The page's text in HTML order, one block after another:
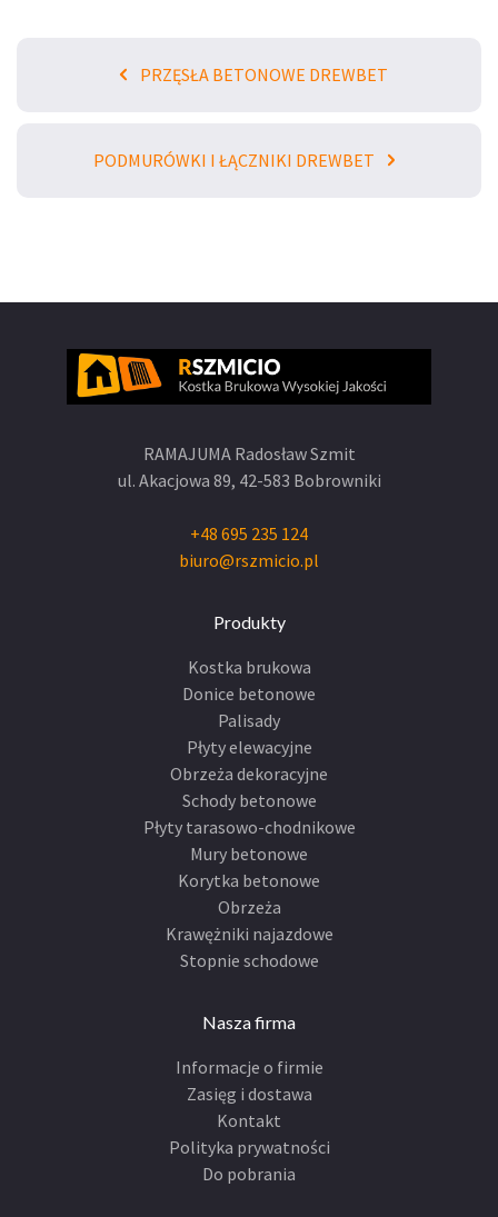
PRZĘSŁA BETONOWE DREWBET
PODMURÓWKI I ŁĄCZNIKI DREWBET
RAMAJUMA Radosław Szmit
ul. Akacjowa 89, 42-583 Bobrowniki
+48 695 235 124
biuro@rszmicio.pl
Produkty
Kostka brukowa
Donice betonowe
Palisady
Płyty elewacyjne
Obrzeża dekoracyjne
Schody betonowe
Płyty tarasowo-chodnikowe
Mury betonowe
Korytka betonowe
Obrzeża
Krawężniki najazdowe
Stopnie schodowe
Nasza firma
Informacje o firmie
Zasięg i dostawa
Kontakt
Polityka prywatności
Do pobrania